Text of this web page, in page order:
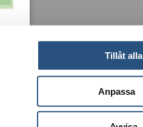
Tillåt alla
Anpassa